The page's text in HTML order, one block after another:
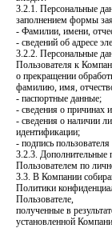
3.2.1. Персональные
заполнением формы
- Фамилии, имени,
- сведений об адресе
3.2.2. Персональные
Пользователя к
о прекращении
фамилию, имя,
- паспортные данные;
- сведения о причинах
- сведения о наличии
идентификации;
- подпись
3.2.3. Дополнительные
Пользователем по
3.3. В Компании
Политики
Пользователе,
полученные в
установленной